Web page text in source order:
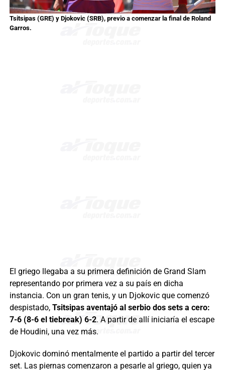
Tsitsipas (GRE) y Djokovic (SRB), previo a comenzar la final de Roland
Garros.
El griego llegaba a su primera definición de Grand Slam
representando por primera vez a su país en dicha
instancia. Con un gran tenis, y un Djokovic que comenzó
despistado, Tsitsipas aventajó al serbio dos sets a cero:
7-6 (8-6 el tiebreak) 6-2. A partir de allí iniciaría el escape
de Houdini, una vez más.
Djokovic dominó mentalmente el partido a partir del tercer
set. Las piernas comenzaron a pesarle al griego, quien ya